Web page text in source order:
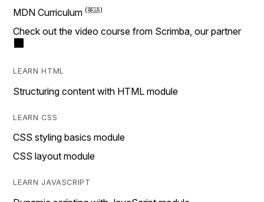
MDN Curriculum
Check out the video course from Scrimba, our partner
LEARN HTML
Structuring content with HTML module
LEARN CSS
CSS styling basics module
CSS layout module
LEARN JAVASCRIPT